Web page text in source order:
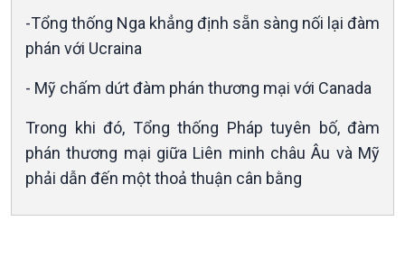
Xã hội chuyển động
Bước chân đến trường
-Tổng thống Nga khẳng định sẵn sàng nối lại đàm
phán với Ucraina
- Mỹ chấm dứt đàm phán thương mại với Canada
Trong khi đó, Tổng thống Pháp tuyên bố, đàm
phán thương mại giữa Liên minh châu Âu và Mỹ
phải dẫn đến một thoả thuận cân bằng